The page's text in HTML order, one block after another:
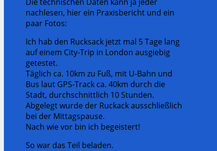
nachlesen, hier ein Praxisbericht und ein
paar Fotos:
Ich hab den Rucksack jetzt mal 5 Tage lang
auf einem City-Trip in London ausgiebig
getestet.
Täglich ca. 10km zu Fuß, mit U-Bahn und
Bus laut GPS-Track ca. 40km durch die
Stadt, durchschnittlich 10 Stunden.
Abgelegt wurde der Ruckack ausschließlich
bei der Mittagspause.
Nach wie vor bin ich begeistert!
So war das Teil beladen.